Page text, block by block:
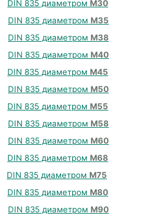
DIN 835 диаметром М30
DIN 835 диаметром М35
DIN 835 диаметром М38
DIN 835 диаметром М40
DIN 835 диаметром М45
DIN 835 диаметром М50
DIN 835 диаметром М55
DIN 835 диаметром М58
DIN 835 диаметром М60
DIN 835 диаметром М68
DIN 835 диаметром М75
DIN 835 диаметром М80
DIN 835 диаметром М90